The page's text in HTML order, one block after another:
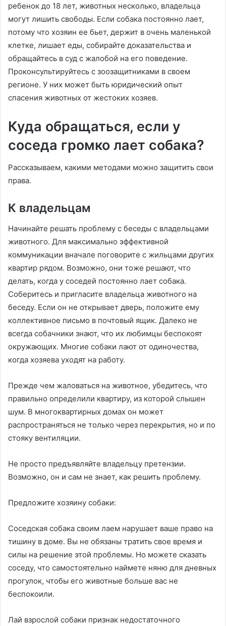
ребенок до 18 лет, животных несколько, владельца
могут лишить свободы. Если собака постоянно лает,
потому что хозяин ее бьет, держит в очень маленькой
клетке, лишает еды, собирайте доказательства и
обращайтесь в суд с жалобой на его поведение.
Проконсультируйтесь с зоозащитниками в своем
регионе. У них может быть юридический опыт
спасения животных от жестоких хозяев.
Куда обращаться, если у
соседа громко лает собака?
Рассказываем, какими методами можно защитить свои
права.
К владельцам
Начинайте решать проблему с беседы с владельцами
животного. Для максимально эффективной
коммуникации вначале поговорите с жильцами других
квартир рядом. Возможно, они тоже решают, что
делать, когда у соседей постоянно лает собака.
Соберитесь и пригласите владельца животного на
беседу. Если он не открывает дверь, положите ему
коллективное письмо в почтовый ящик. Далеко не
всегда собачники знают, что их любимцы беспокоят
окружающих. Многие собаки лают от одиночества,
когда хозяева уходят на работу.
Прежде чем жаловаться на животное, убедитесь, что
правильно определили квартиру, из которой слышен
шум. В многоквартирных домах он может
распространяться не только через перекрытия, но и по
стояку вентиляции.
Не просто предъявляйте владельцу претензии.
Возможно, он и сам не знает, как решить проблему.
Предложите хозяину собаки:
Соседская собака своим лаем нарушает ваше право на
тишину в доме. Вы не обязаны тратить свое время и
силы на решение этой проблемы. Но можете сказать
соседу, что самостоятельно наймете няню для дневных
прогулок, чтобы его животные больше вас не
беспокоили.
Лай взрослой собаки признак недостаточного